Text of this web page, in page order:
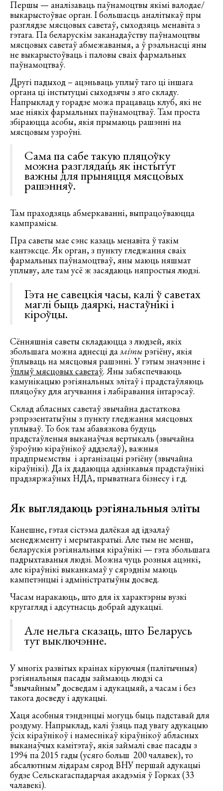
Першы — аналізаваць паўнамоцтвы якімі валодае/
выкарыстоўвае орган. І большасць аналітыкаў пры
разглядзе мясцовых саветаў, сыходзяць менавіта з
гэтага. Па беларускім заканадаўству паўнамоцтвы
мясцовых саветаў абмежаваныя, а ў рэальнасці яны
не выкарыстоўваць і паловы сваіх фармальных
паўнамоцтваў.
Другі падыход – ацэньваць уплыў таго ці іншага
органа ці інстытуцыі сыходзячы з яго складу.
Напрыклад у горадзе можа працаваць клуб, які не
мае ніякіх фармальных паўнамоцтваў. Там проста
збіраюцца асобы, якія прымаюць рашэнні на
мясцовым узроўні.
Сама па сабе такую пляцоўку
можна разглядаць як інстытут
важны для прыняцця мясцовых
рашэнняў.
Там праходзяць абмеркаванні, выпрацоўваюцца
кампрамісы.
Пра саветы мае сэнс казаць менавіта ў такім
кантэксце. Як орган, з пункту гледжання сваіх
фармальных паўнамоцтваў, яны маюць няшмат
уплыву, але там усё ж засядаюць няпростыя людзі.
Гэта не савецкія часы, калі ў саветах
маглі быць даяркі, настаўнікі і
кіроўцы.
Сённяшнія саветы складаюцца з людзей, якіх
збольшага можна аднесці даэлітырэгіёну, якія
ўплываць на мясцовыя рашэнні. У гэтым значэнне і
ўплыў мясцовых саветаў. Яны забяспечваюць
камунікацыю рэгіянальных элітаў і прадстаўляюць
пляцоўку для агучвання і лабіравання інтарэсаў.
Склад абласных саветаў звычайна дастаткова
рэпрэзентатыўны з пункту гледжання мясцовых
уплываў. То бок там абавязкова будуць
прадстаўленыя выканаўчая вертыкаль (звычайна
ўзроўню кіраўнікоў аддзелаў), важныя
прадпрыемствы і арганізацыі рэгіёну (звычайна
кіраўнікі). Да іх дадаюцца адзінкавыя прадстаўнікі
прадзяржаўных НДА, прыватнага бізнесу і г.д.
Як выглядаюць рэгіянальныя эліты
Канешне, гэтая сістэма далёкая ад ідэалаў
менеджменту і мерытакратыі. Але тым не менш,
беларускія рэгіянальныя кіраўнікі — гэта збольшага
падрыхтаваныя людзі. Можна чуць розныя ацэнкі,
але кіраўнікі выканкамаў у сярэднім маюць
кампетэнцыі і адміністратыўны досвед.
Часам наракаюць, што для іх характэрны вузкі
кругагляд і адсутнасць добрай адукацыі.
Але нельга сказаць, што Беларусь
тут выключэнне.
У многіх развітых краінах кіруючыя (палітычныя)
рэгіянальныя пасады займаюць людзі са
“звычайным” досведам і адукацыяй, а часам і без
такога досведу і адукацыі.
Хаця асобныя тэндэнцыі могуць быць падставай для
роздуму. Напрыклад, калі ўзяць пад увагу адукацыю
ўсіх кіраўнікоў і намеснікаў кіраўнікоў абласных
выканаўчых камітэтаў, якія займалі свае пасады з
1994 па 2015 гады (усяго больш 200 чалавек), то
абсалютным лідарам сярод ВНУ першай адукацыі
будзе Сельскагаспадарчая акадэмія ў Горках (33
чалавекі).